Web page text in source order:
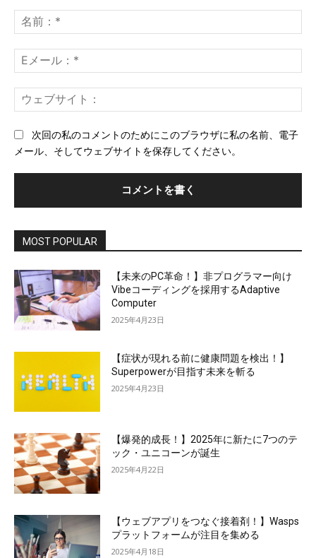
ン
ト：
前
*
メ
ー
*ェ
次回の私のコメントのためにこのブラウザに私の名前、電子
メール、そしてウェブサイトを保存してください。
MOST POPULAR
【未来のPC革命！】非プログラマー向け
Vibeコーディングを採用するAdaptive
Computer
2025年4月23日
【症状が現れる前に健康問題を検出！】
Superpowerが目指す未来を斬る
2025年4月23日
【爆発的成長！】2025年に新たに7つのテ
ック・ユニコーンが誕生
2025年4月22日
【ウェブアプリをつなぐ接着剤！】Wasps
プラットフォームが注目を集める
2025年4月18日